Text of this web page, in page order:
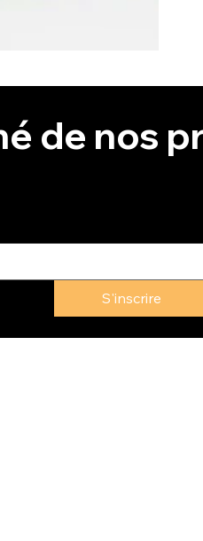
de nos
S'inscrire